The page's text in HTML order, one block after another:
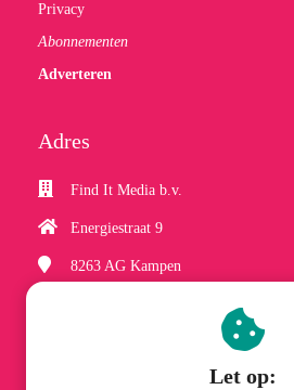
Privacy
Abonnementen
Adverteren
Adres
Find It Media b.v.
Energiestraat 9
8263 AG Kampen
hobbyzineplus@finditmedia.nl
Let op: